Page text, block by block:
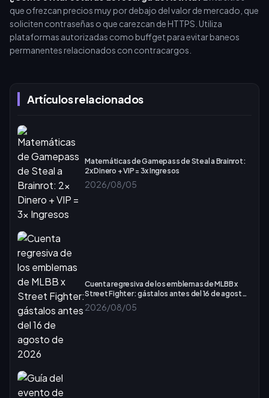
Artículos relacionados
Matemáticas de Gamepass de Steal a Brainrot:
2x Dinero + VIP = 3x Ingresos
2026/08/05
Cuenta regresiva de los emblemas de MLBB x
Street Fighter: gástalos antes del 16 de agosto
de 2026
2026/08/05
que ofrezcan precios muy por debajo del valor de mercado, que
soliciten contraseñas o que carezcan de HTTPS. Utiliza
plataformas autorizadas como buffget para evitar baneos
permanentes relacionados con contracargos.